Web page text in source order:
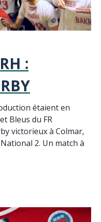
:
étaient en
Bleus du FR
victorieux à Colmar,
2. Un match à